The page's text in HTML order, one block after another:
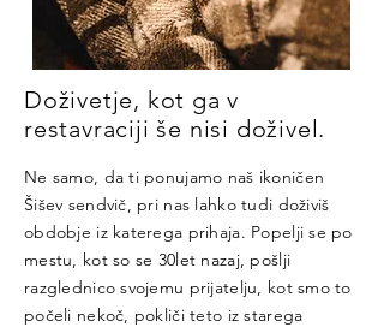
Doživetje, kot ga v
restavraciji še nisi doživel.
Ne samo, da ti ponujamo naš ikoničen
Šišev sendvič, pri nas lahko tudi doživiš
obdobje iz katerega prihaja. Popelji se po
mestu, kot so se 30let nazaj, pošlji
razglednico svojemu prijatelju, kot smo to
počeli nekoč, pokliči teto iz starega